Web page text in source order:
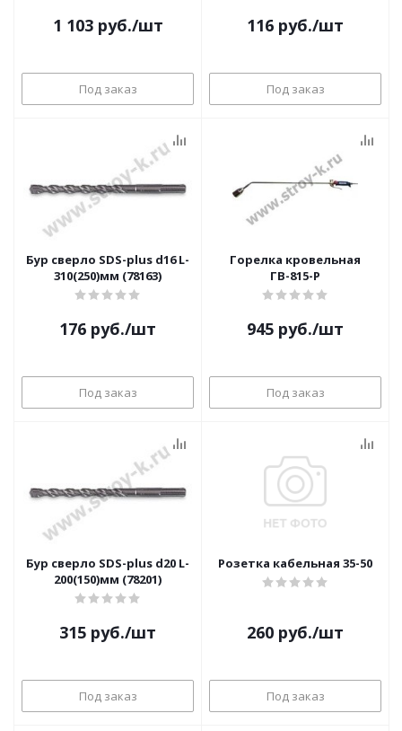
1 103руб./шт
Под заказ
116 руб./шт
Под заказ
Бур сверло SDS-plus d16 L-
310(250)мм (78163)
176 руб./шт
Под заказ
Горелка кровельная
ГВ-815-Р
945 руб./шт
Под заказ
Бур сверло SDS-plus d20 L-
200(150)мм (78201)
315 руб./шт
Под заказ
Розетка кабельная 35-50
260 руб./шт
Под заказ